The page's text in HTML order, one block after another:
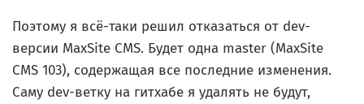
Поэтому я всё-таки решил отказаться от dev-
версии MaxSite CMS. Будет одна master (MaxSite
CMS 103), содержащая все последние изменения.
Саму dev-ветку на гитхабе я удалять не будут,